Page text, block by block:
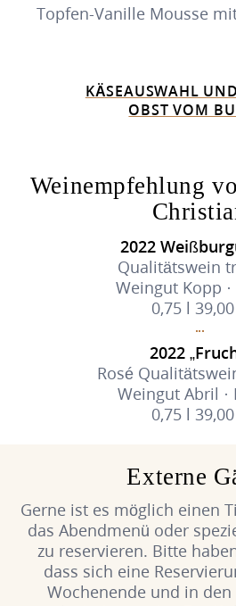
Topfen-Vanille Mousse
KÄSEAUSWAHL
OBST VOM
Weinempfehlung
2022
Qualitätswein
Weingut Kopp
0,75 l
2022
Rosé
Weingut Abril ·
0,75 l
Externe
Gerne ist es möglich einen
das Abendmenü oder
zu reservieren. Bitte
dass sich eine
Wochenende und in den